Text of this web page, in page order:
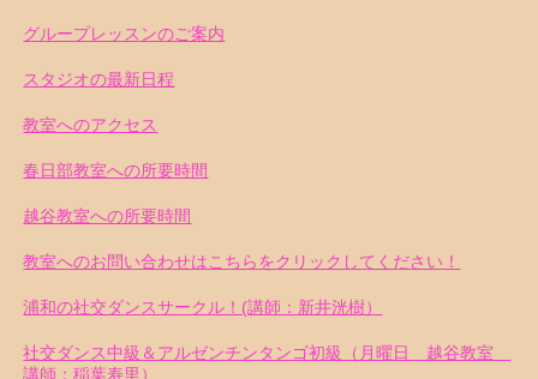
グループレッスンのご案内
スタジオの最新日程
教室へのアクセス
春日部教室への所要時間
越谷教室への所要時間
教室へのお問い合わせはこちらをクリックしてください！
浦和の社交ダンスサークル！(講師：新井洸樹）
社交ダンス中級＆アルゼンチンタンゴ初級（月曜日 越谷教室
講師：稲葉寿里）